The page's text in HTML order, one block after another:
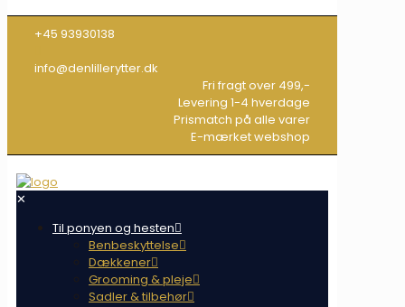
+45 93930138
info@denlillerytter.dk
Fri fragt over 499,-
Levering 1-4 hverdage
Prismatch på alle varer
E-mærket webshop
✕
Til ponyen og hesten
Benbeskyttelse
Dækkener
Grooming & pleje
Sadler & tilbehør